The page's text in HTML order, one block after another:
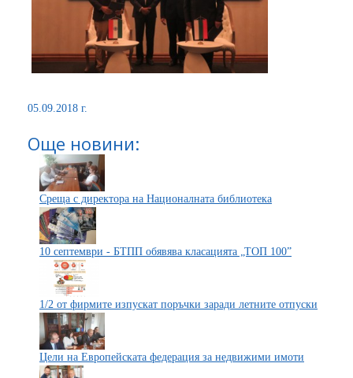
05.09.2018 г.
Още новини:
Среща с директора на Националната библиотека
10 септември - БТПП обявява класацията „ТОП 100”
1/2 от фирмите изпускат поръчки заради летните отпуски
Цели на Европейската федерация за недвижими имоти